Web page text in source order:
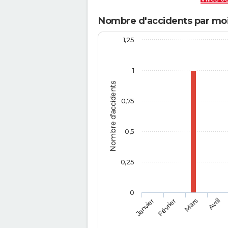
Nombre d'accidents par
Nombre d'accidents
JanvierFévrier Mars Avril
0
1
0,25
0,5
0,75
1,25